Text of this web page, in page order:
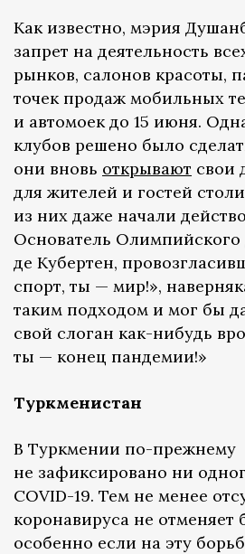
Как известно, мэрия
запрет на деятельность
рынков, салонов красоты,
точек продаж мобильных
и автомоек до 15 июня.
клубов решено было
они вновь открывают свои
для жителей и гостей
из них даже начали
Основатель
де Кубертен,
спорт, ты — мир!»,
таким подходом и мог бы
свой слоган как-нибудь
ты — конец пандемии!»
Туркменистан
В Туркмении по-прежнему
не зафиксировано ни
COVID-19. Тем не менее
коронавируса не
особенно если на эту